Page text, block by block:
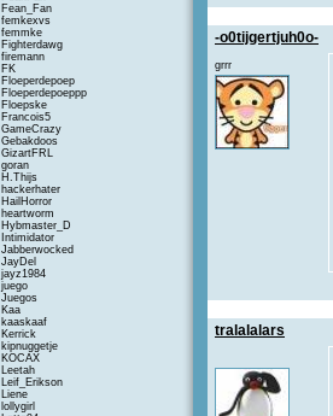
Fean_Fan
femkexvs
femmke
Fighterdawg
firemann
FK
Floeperdepoep
Floeperdepoeppp
Floepske
Francois5
GameCrazy
Gebakdoos
GizartFRL
goran
H.Thijs
hackerhater
HailHorror
heartworm
Hybmaster_D
Intimidator
Jabberwocked
JayDel
jayz1984
juego
Juegos
Kaa
kaaskaaf
Kerrick
kipnuggetje
KOCAX
Leetah
Leif_Erikson
Liene
lollygirl
-o0tijgertjuh0o-
grrr
tralalalars